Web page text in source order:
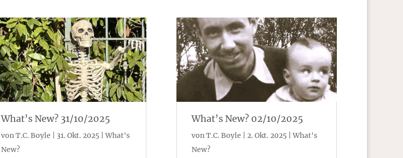
What’s New? 31/10/2025
vonT.C. Boyle 31. Okt. 2025|What's
New?
What’s New? 02/10/2025
vonT.C. Boyle 2. Okt. 2025|What's
New?